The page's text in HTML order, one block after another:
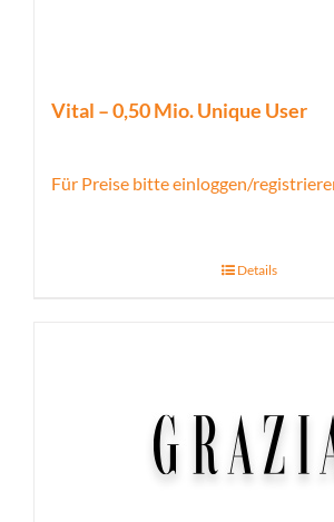
Vital – 0,50 Mio. Unique User
Für Preise bitte einloggen/
Details